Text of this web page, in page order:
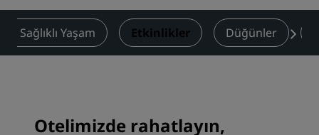
Sağlıklı Yaşam Etkinlikler Düğünler
Otelimizde rahatlayın,